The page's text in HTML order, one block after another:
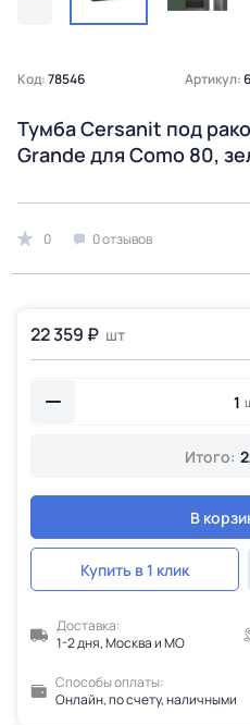
Код:78546 Артикул:
Тумба Cersanit под
Grande для Como 80,
0 0 отзывов
22 359 ₽ шт
Итого:
В
Купить в 1 клик
Доставка:
1-2 дня, Москва и МО
Способы оплаты:
Онлайн, по счету, наличными